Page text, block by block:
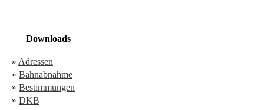
Downloads
» Adressen
» Bahnabnahme
» Bestimmungen
» DKB